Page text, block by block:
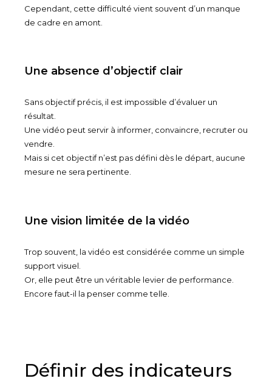
Cependant, cette difficulté vient souvent d’un manque
de cadre en amont.
Une absence d’objectif clair
Sans objectif précis, il est impossible d’évaluer un
résultat.
Une vidéo peut servir à informer, convaincre, recruter ou
vendre.
Mais si cet objectif n’est pas défini dès le départ, aucune
mesure ne sera pertinente.
Une vision limitée de la vidéo
Trop souvent, la vidéo est considérée comme un simple
support visuel.
Or, elle peut être un véritable levier de performance.
Encore faut-il la penser comme telle.
Définir des indicateurs